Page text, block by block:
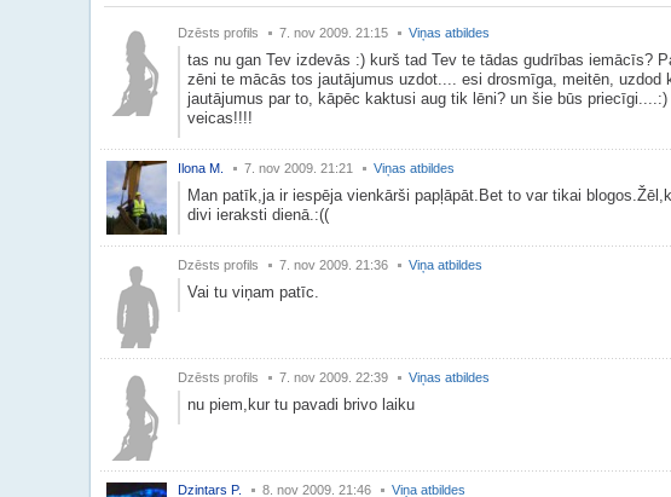
Dzēsts profils 7. nov 2009. 21:15 Viņas atbildes
tas nu gan Tev izdevās :) kurš tad Tev te tādas gudrības iemācīs?
zēni te mācās tos jautājumus uzdot.... esi drosmīga, meitēn, uzdod
jautājumus par to, kāpēc kaktusi aug tik lēni? un šie būs priecīgi....:)
veicas!!!!
Ilona M. 7. nov 2009. 21:21 Viņas atbildes
Man patīk,ja ir iespēja vienkārši papļāpāt.Bet to var tikai
divi ieraksti dienā.:((
Dzēsts profils 7. nov 2009. 21:36 Viņa atbildes
Vai tu viņam patīc.
Dzēsts profils 7. nov 2009. 22:39 Viņas atbildes
nu piem,kur tu pavadi brivo laiku
Dzintars P. 8. nov 2009. 21:46 Viņa atbildes